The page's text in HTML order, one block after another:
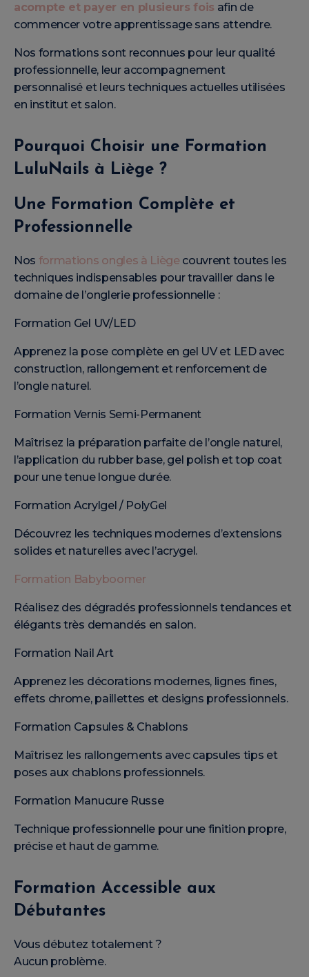
acompte et payer en plusieurs fois afin de
commencer votre apprentissage sans attendre.
Nos formations sont reconnues pour leur qualité
professionnelle, leur accompagnement
personnalisé et leurs techniques actuelles utilisées
en institut et salon.
Pourquoi Choisir une Formation
LuluNails à Liège ?
Une Formation Complète et
Professionnelle
Nos formations ongles à Liège couvrent toutes les
techniques indispensables pour travailler dans le
domaine de l’onglerie professionnelle :
Formation Gel UV/LED
Apprenez la pose complète en gel UV et LED avec
construction, rallongement et renforcement de
l’ongle naturel.
Formation Vernis Semi-Permanent
Maîtrisez la préparation parfaite de l’ongle naturel,
l’application du rubber base, gel polish et top coat
pour une tenue longue durée.
Formation Acrylgel / PolyGel
Découvrez les techniques modernes d’extensions
solides et naturelles avec l’acrygel.
Formation Babyboomer
Réalisez des dégradés professionnels tendances et
élégants très demandés en salon.
Formation Nail Art
Apprenez les décorations modernes, lignes fines,
effets chrome, paillettes et designs professionnels.
Formation Capsules & Chablons
Maîtrisez les rallongements avec capsules tips et
poses aux chablons professionnels.
Formation Manucure Russe
Technique professionnelle pour une finition propre,
précise et haut de gamme.
Formation Accessible aux
Débutantes
Vous débutez totalement ?
Aucun problème.